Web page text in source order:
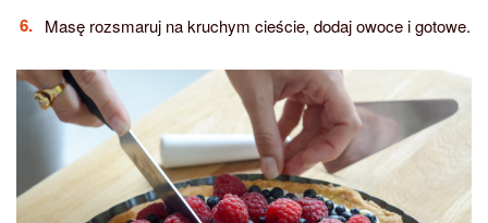
Masę rozsmaruj na kruchym cieście, dodaj owoce i gotowe.